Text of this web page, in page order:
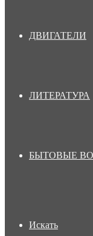
ДВИГАТЕЛИ
ЛИТЕРАТУРА
БЫТОВЫЕ
Искать